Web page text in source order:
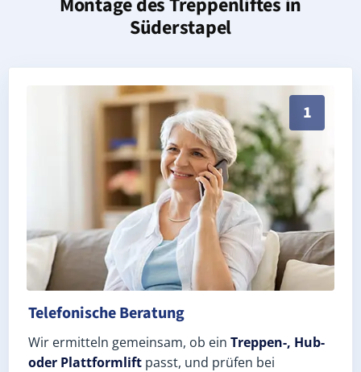
Süderstapel
1
Persönliche Treppenlift-Beratung in Süderstapel
Telefonische Beratung
Wir ermitteln gemeinsam, ob ein Treppen-, Hub-
oder Plattformlift passt, und prüfen bei